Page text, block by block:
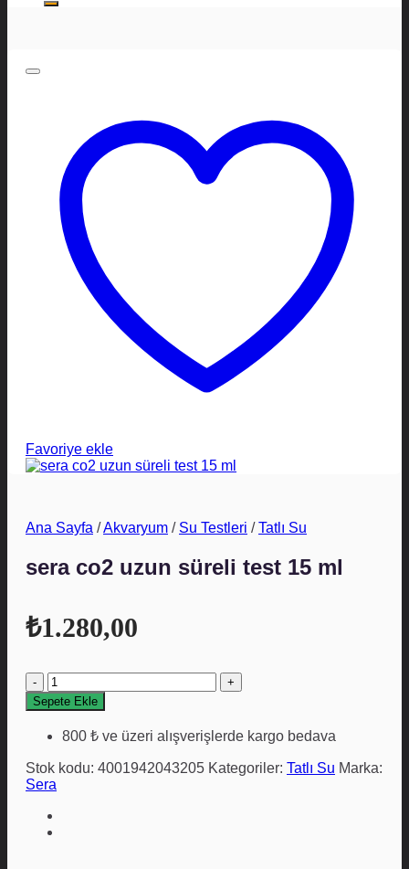
Favoriye ekle
Ana Sayfa /Akvaryum / Su Testleri / Tatlı Su
sera co2 uzun süreli test 15 ml
₺1.280,00
sera
co2
uzun
süreli
test
15
ml
adet
Sepete Ekle
800 ₺ ve üzeri alışverişlerde kargo bedava
Stok kodu: 4001942043205 Kategoriler: Tatlı Su Marka:
Sera